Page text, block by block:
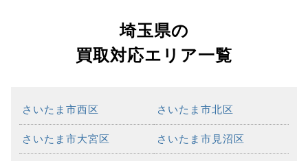
埼玉県の
買取対応エリア一覧
さいたま市西区 さいたま市北区
さいたま市大宮区 さいたま市見沼区